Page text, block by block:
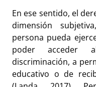
En ese sentido, el
dimensión
persona pueda
poder acceder
discriminación, a
educativo o de